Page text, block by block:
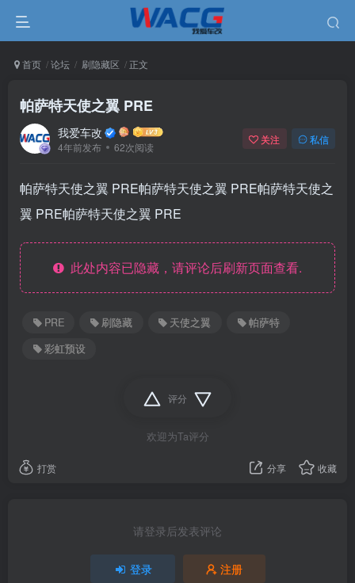
首页 论坛 刷隐藏区 正文
帕萨特天使之翼 PRE
我爱车改
4年前发布 62次阅读
关注 私信
帕萨特天使之翼 PRE帕萨特天使之翼 PRE帕萨特天使之
翼 PRE帕萨特天使之翼 PRE
此处内容已隐藏，请评论后刷新页面查看.
PRE 刷隐藏 天使之翼
帕萨特
彩虹预设
评分
欢迎为Ta评分
打赏 分享 收藏
请登录后发表评论
登录 注册